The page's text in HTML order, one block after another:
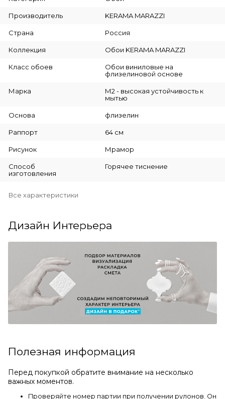
Производитель KERAMA MARAZZI
Страна Россия
Коллекция Обои KERAMA MARAZZI
Класс обоев
Обои виниловые на
флизелиновой основе
Марка
М2 - высокая устойчивость к
мытью
Основа флизелин
Раппорт 64 см
Рисунок Мрамор
Способ
изготовления
Горячее тиснение
Все характеристики
Дизайн Интерьера
Полезная информация
Перед покупкой обратите внимание на несколько
важных моментов.
Проверяйте номер партии при получении рулонов. Он